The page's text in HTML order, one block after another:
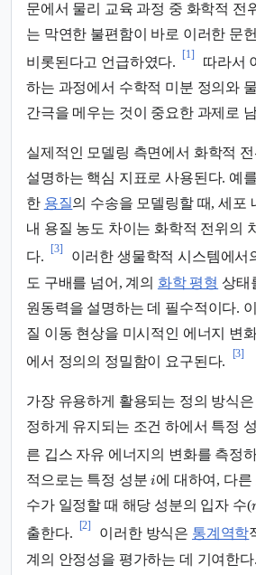
문에서 물리 교육 과정 중 화학적 전
는 막연한 불편함이 바로 이러한 문
비롯된다고 언급하였다.
[1]
따라서
하는 과정에서 수학적 미분 정의와
간극을 메우는 것이 중요한 과제로
실제적인 모델링 측면에서 화학적
설명하는 핵심 지표로 사용된다. 예
한 용질의 수송을 모델링할 때, 세포
내 용질 농도 차이는 화학적 전위의
다.
[3]
이러한 생물학적 시스템에서
도 구배를 넘어, 계의 화학 평형 상태
원동력을 설명하는 데 필수적이다.
질 이동 현상을 미시적인 에너지 변
에서 정의의 정밀함이 요구된다.
[3]
가장 유용하게 활용되는 정의 방식
정하게 유지되는 조건 하에서 특정
른 깁스 자유 에너지의 변화를 측정
적으로는 특정 성분i에 대하여, 다
수가 일정할 때 해당 성분의 입자 수(
출한다.
[2]
이러한 방식은 통계역학
계의 안정성을 평가하는 데 기여한